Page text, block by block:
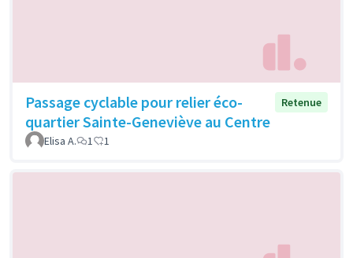
Passage cyclable pour relier éco-
quartier Sainte-Geneviève au Centre
Retenue
Elisa A. 1 1